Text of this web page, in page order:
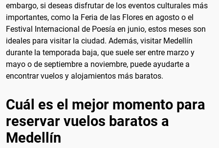
embargo, si deseas disfrutar de los eventos culturales más
importantes, como la Feria de las Flores en agosto o el
Festival Internacional de Poesía en junio, estos meses son
ideales para visitar la ciudad. Además, visitar Medellín
durante la temporada baja, que suele ser entre marzo y
mayo o de septiembre a noviembre, puede ayudarte a
encontrar vuelos y alojamientos más baratos.
Cuál es el mejor momento para
reservar vuelos baratos a
Medellín